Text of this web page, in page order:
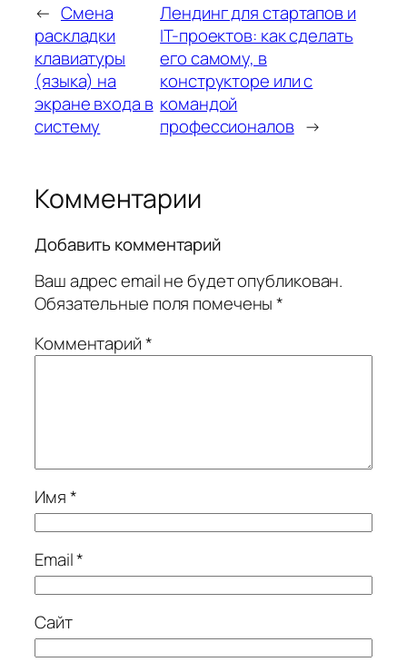
← Смена
раскладки
клавиатуры
(языка) на
экране входа в
систему
Лендинг для стартапов и
IT-проектов: как сделать
его самому, в
конструкторе или с
командой
профессионалов →
Комментарии
Добавить комментарий
Ваш адрес email не будет опубликован.
Обязательные поля помечены*
Комментарий*
Имя*
Email*
Сайт